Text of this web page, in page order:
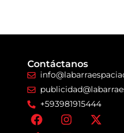
Contáctanos
+593981915444